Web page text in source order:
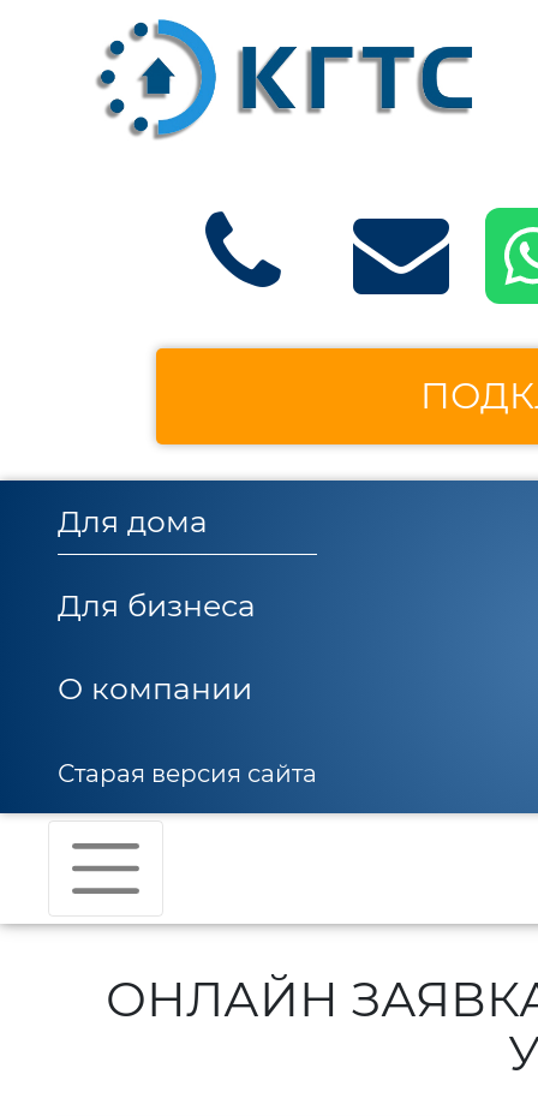
Для дома
Для бизнеса
О компании
Старая версия сайта
ОНЛАЙН